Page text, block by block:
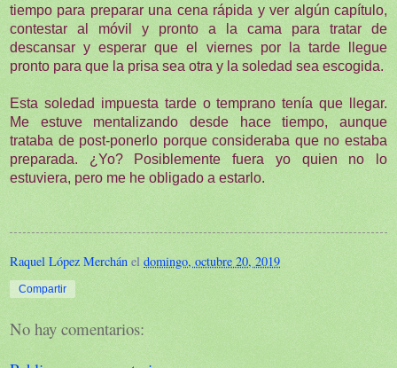
tiempo para preparar una cena rápida y ver algún capítulo,
contestar al móvil y pronto a la cama para tratar de
descansar y esperar que el viernes por la tarde llegue
pronto para que la prisa sea otra y la soledad sea escogida.
Esta soledad impuesta tarde o temprano tenía que llegar.
Me estuve mentalizando desde hace tiempo, aunque
trataba de post-ponerlo porque consideraba que no estaba
preparada. ¿Yo? Posiblemente fuera yo quien no lo
estuviera, pero me he obligado a estarlo.
Raquel López Merchán el domingo, octubre 20, 2019
Compartir
No hay comentarios: